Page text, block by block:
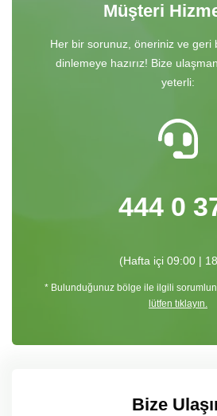
Müşteri
Her bir sorunuz, öneriniz ve geri
dinlemeye hazırız! Bize
yeterli:
444 0
(Hafta içi 09:00 |
* Bulunduğunuz bölge ile ilgili
lütfen tıklayın.
Bize